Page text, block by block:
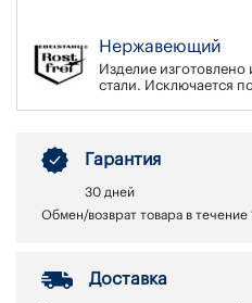
Нержавеющий
Изделие
стали. Исключается
Гарантия
30 дней
Обмен/возврат товара в течение
Доставка